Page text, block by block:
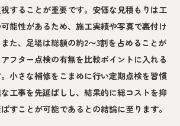
することが重要です。安価な見積もりは工
能性があるため、施工実績や写真で裏付け
た、足場は総額の約2〜3割を占めることが
フター点検の有無を比較ポイントに入れる
小さな補修をこまめに行い定期点検を習慣
工事を先延ばしし、結果的に総コストを抑
すことが可能であるとの結論に至ります。